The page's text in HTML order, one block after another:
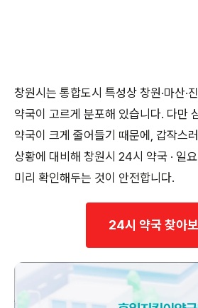
창원시는 통합도시 특성상 창원·마산·
약국이 고르게 분포해 있습니다. 다만
약국이 크게 줄어들기 때문에, 갑작스
상황에 대비해 창원시 24시 약국 · 일
미리 확인해두는 것이 안전합니다.
24시 약국 찾아보